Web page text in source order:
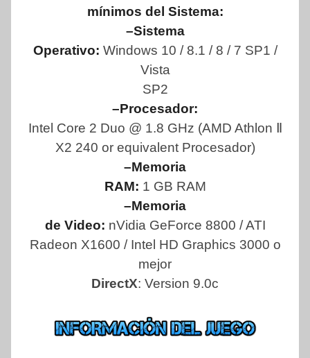
mínimos del Sistema:
–Sistema
Operativo: Windows 10 / 8.1 / 8 / 7 SP1 /
Vista
SP2
–Procesador:
Intel Core 2 Duo @ 1.8 GHz (AMD Athlon Ⅱ
X2 240 or equivalent Procesador)
–Memoria
RAM: 1 GB RAM
–Memoria
de Video: nVidia GeForce 8800 / ATI
Radeon X1600 / Intel HD Graphics 3000 o
mejor
DirectX: Version 9.0c